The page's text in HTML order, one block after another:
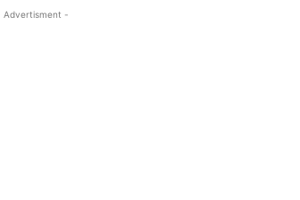
Advertisment -